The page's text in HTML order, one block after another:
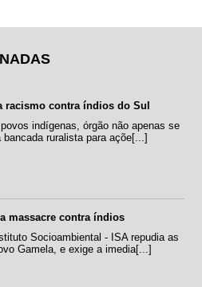
racismo contra índios do Sul
indígenas, órgão não apenas se
ruralista para açõe[...]
massacre contra índios
Socioambiental - ISA repudia as
Gamela, e exige a imedia[...]